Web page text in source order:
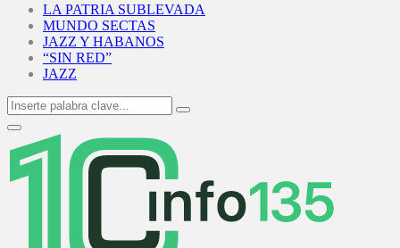
LA PATRIA SUBLEVADA
MUNDO SECTAS
JAZZ Y HABANOS
“SIN RED”
JAZZ
Search
for:
Search
Primary
Menu